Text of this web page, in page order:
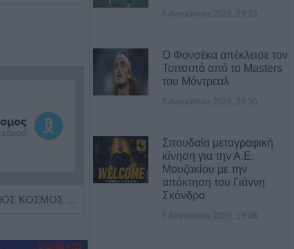
Η εταιρεία ΘΑΛΑΣΣΙΟΣ ΚΟΣΜΟΣ Α.Ε.Β.Ε. επιθυμεί να προσλάβει Αποθηκάριο
5 Αυγούστου 2026, 23:33
Ο Φονσέκα απέκλεισε τον
Τσιτσιπά από το Masters
του Μόντρεαλ
5 Αυγούστου 2026, 20:30
Σπουδαία μεταγραφική
κίνηση για την Α.Ε.
Μουζακίου με την
απόκτηση του Γιάννη
Σκόνδρα
5 Αυγούστου 2026, 19:38